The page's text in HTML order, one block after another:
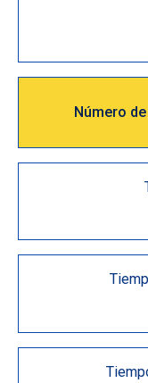
Número